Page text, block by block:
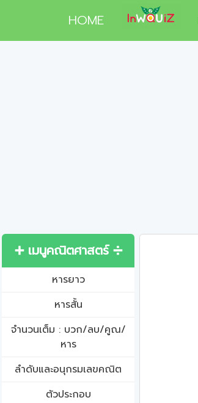
HOME
➕ เมนูคณิตศาสตร์ ➗
หารยาว
หารสั้น
จำนวนเต็ม : บวก/ลบ/คูณ/
หาร
ลำดับและอนุกรมเลขคณิต
ตัวประกอบ